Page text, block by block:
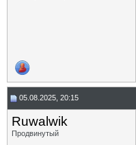
05.08.2025, 20:15
Ruwalwik
Продвинутый